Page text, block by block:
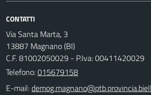
CONTATTI
Via Santa Marta, 3
13887 Magnano (BI)
C.F. 81002050029 - P.Iva: 00411420029
Telefono:015679158
E-mail: